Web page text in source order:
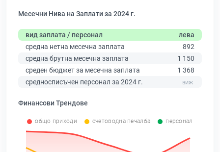
Месечни Нива на Заплати за 2024 г.
вид заплата / персонал
лева
средна нетна месечна заплата
892
средна брутна месечна заплата
1 150
среден бюджет за месечна заплата
1 368
средносписъчен персонал за 2024 г.
Финансови Трендове
общо приходи счетоводна печалба персонал